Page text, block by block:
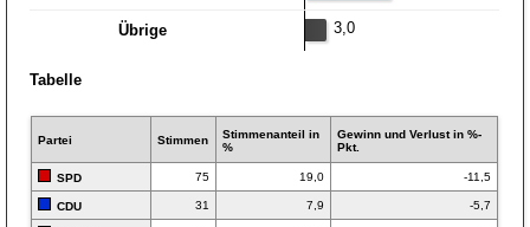
Übrige 3,0
Tabelle
Partei Stimmen
Stimmen­anteil in
%
Gewinn und Verlust in %-
Pkt.
SPD 75 19,0 -11,5
CDU 31 7,9 -5,7